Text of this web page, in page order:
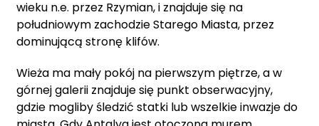
wieku n.e. przez Rzymian, i znajduje się na
południowym zachodzie Starego Miasta, przez
dominującą stronę klifów.
Wieża ma mały pokój na pierwszym piętrze, a w
górnej galerii znajduje się punkt obserwacyjny,
gdzie mogliby śledzić statki lub wszelkie inwazje do